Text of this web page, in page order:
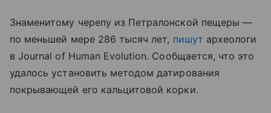
Знаменитому черепу из Петралонской пещеры —
по меньшей мере 286 тысяч лет, пишут археологи
в Journal of Human Evolution. Сообщается, что это
удалось установить методом датирования
покрывающей его кальцитовой корки.